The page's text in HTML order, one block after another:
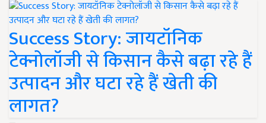
Success Story: जायटॉनिक
टेक्नोलॉजी से किसान कैसे बढ़ा रहे हैं
उत्पादन और घटा रहे हैं खेती की
लागत?